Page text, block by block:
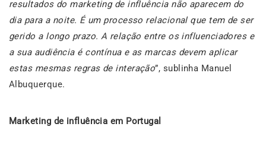
resultados do marketing de influência não aparecem do
dia para a noite. É um processo relacional que tem de ser
gerido a longo prazo. A relação entre os influenciadores e
a sua audiência é contínua e as marcas devem aplicar
estas mesmas regras de interação”, sublinha Manuel
Albuquerque.
Marketing de influência em Portugal